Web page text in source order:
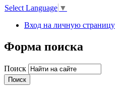
Select Language ▼
Вход на личную страницу
Форма поиска
Поиск